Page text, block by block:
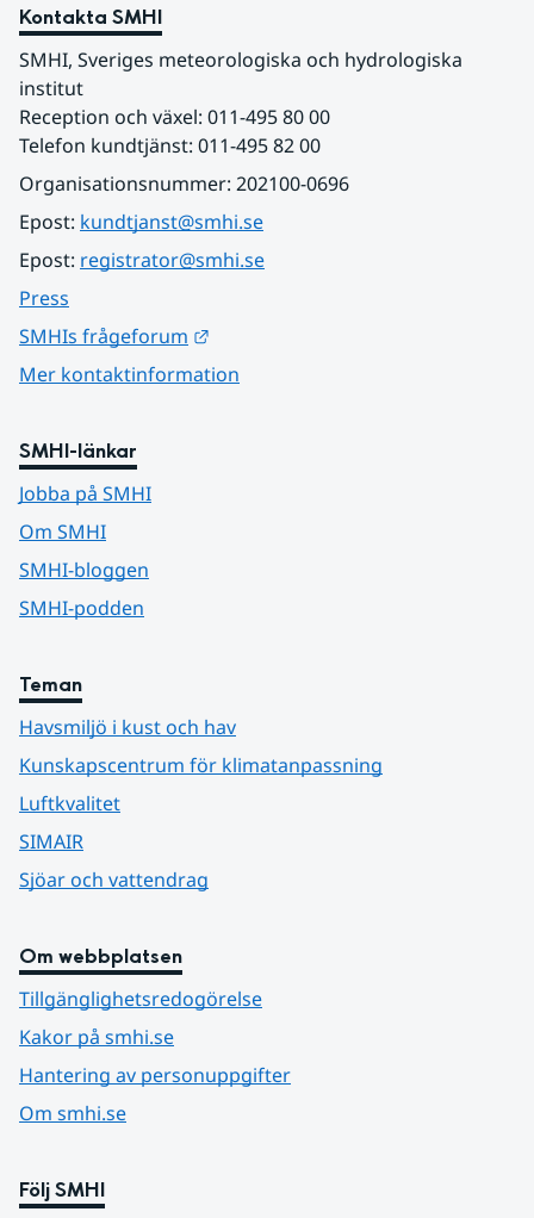
Kontakta SMHI
SMHI, Sveriges meteorologiska och hydrologiska
institut
Reception och växel: 011-495 80 00
Telefon kundtjänst: 011-495 82 00
Organisationsnummer: 202100-0696
Epost: kundtjanst@smhi.se
Epost: registrator@smhi.se
Press
SMHIs frågeforum
Mer kontaktinformation
SMHI-länkar
Jobba på SMHI
Om SMHI
SMHI-bloggen
SMHI-podden
Teman
Havsmiljö i kust och hav
Kunskapscentrum för klimatanpassning
Luftkvalitet
SIMAIR
Sjöar och vattendrag
Om webbplatsen
Tillgänglighetsredogörelse
Kakor på smhi.se
Hantering av personuppgifter
Om smhi.se
Följ SMHI